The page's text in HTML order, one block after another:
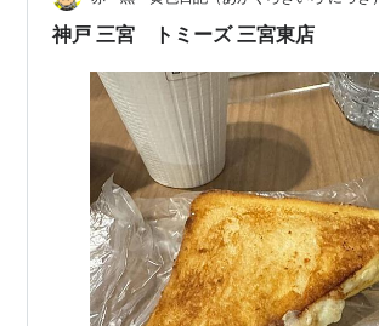
神戸 三宮 トミーズ 三宮東店